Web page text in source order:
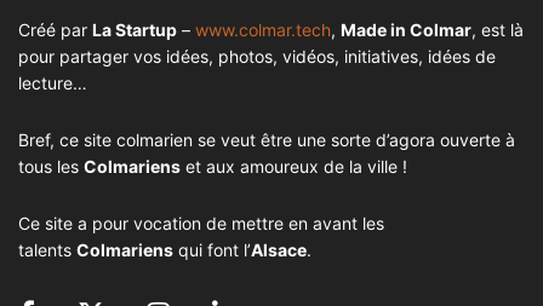
Créé par La Startup – www.colmar.tech, Made in Colmar, est là
pour partager vos idées, photos, vidéos, initiatives, idées de
lecture…
Bref, ce site colmarien se veut être une sorte d’agora ouverte à
tous les Colmariens et aux amoureux de la ville !
Ce site a pour vocation de mettre en avant les
talents Colmariens qui font l’Alsace.